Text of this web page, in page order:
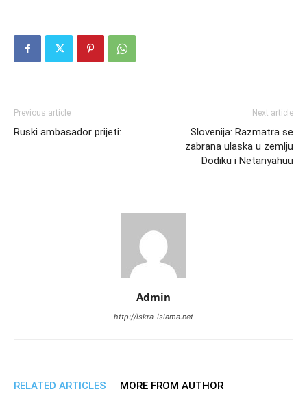
Previous article
Ruski ambasador prijeti:
Next article
Slovenija: Razmatra se
zabrana ulaska u zemlju
Dodiku i Netanyahuu
Admin
http://iskra-islama.net
RELATED ARTICLES MORE FROM AUTHOR